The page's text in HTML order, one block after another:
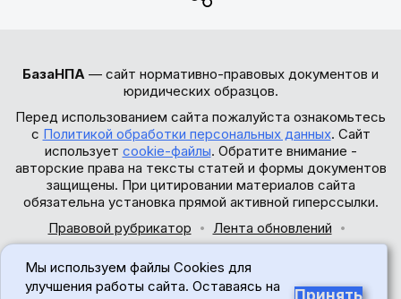
БазаНПА — сайт нормативно-правовых документов и
юридических образцов.
Перед использованием сайта пожалуйста ознакомьтесь
с Политикой обработки персональных данных. Сайт
использует cookie-файлы. Обратите внимание -
авторские права на тексты статей и формы документов
защищены. При цитировании материалов сайта
обязательна установка прямой активной гиперссылки.
Правовой рубрикатор
Лента обновлений
© 2017-2026
Мы используем файлы Cookies для
улучшения работы сайта. Оставаясь на
Принять